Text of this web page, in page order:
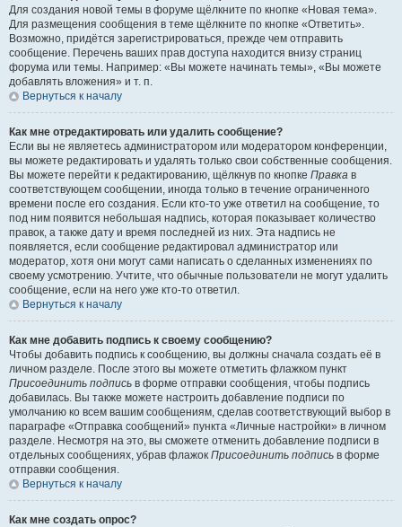
Для создания новой темы в форуме щёлкните по кнопке «Новая тема».
Для размещения сообщения в теме щёлкните по кнопке «Ответить».
Возможно, придётся зарегистрироваться, прежде чем отправить
сообщение. Перечень ваших прав доступа находится внизу страниц
форума или темы. Например: «Вы можете начинать темы», «Вы можете
добавлять вложения» и т. п.
Вернуться к началу
Как мне отредактировать или удалить сообщение?
Если вы не являетесь администратором или модератором конференции,
вы можете редактировать и удалять только свои собственные сообщения.
Вы можете перейти к редактированию, щёлкнув по кнопке Правка в
соответствующем сообщении, иногда только в течение ограниченного
времени после его создания. Если кто-то уже ответил на сообщение, то
под ним появится небольшая надпись, которая показывает количество
правок, а также дату и время последней из них. Эта надпись не
появляется, если сообщение редактировал администратор или
модератор, хотя они могут сами написать о сделанных изменениях по
своему усмотрению. Учтите, что обычные пользователи не могут удалить
сообщение, если на него уже кто-то ответил.
Вернуться к началу
Как мне добавить подпись к своему сообщению?
Чтобы добавить подпись к сообщению, вы должны сначала создать её в
личном разделе. После этого вы можете отметить флажком пункт
Присоединить подпись в форме отправки сообщения, чтобы подпись
добавилась. Вы также можете настроить добавление подписи по
умолчанию ко всем вашим сообщениям, сделав соответствующий выбор в
параграфе «Отправка сообщений» пункта «Личные настройки» в личном
разделе. Несмотря на это, вы сможете отменить добавление подписи в
отдельных сообщениях, убрав флажок Присоединить подпись в форме
отправки сообщения.
Вернуться к началу
Как мне создать опрос?